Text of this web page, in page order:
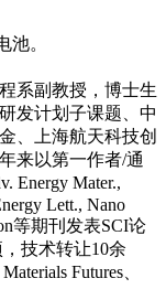
池。
系副教授，博士生
发计划子课题、中
、上海航天科技创
来以第一作者/通
Energy Mater.,
Lett., Nano
等期刊发表SCI论
技术转让10余
Futures、